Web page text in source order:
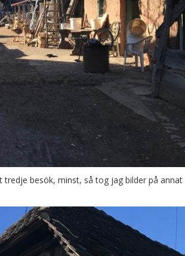
besök, minst, så tog jag bilder på annat